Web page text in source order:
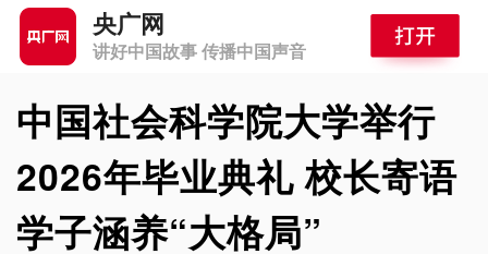
央广网
讲好中国故事 传播中国声音
中国社会科学院大学举行
2026年毕业典礼 校长寄语
学子涵养“大格局”